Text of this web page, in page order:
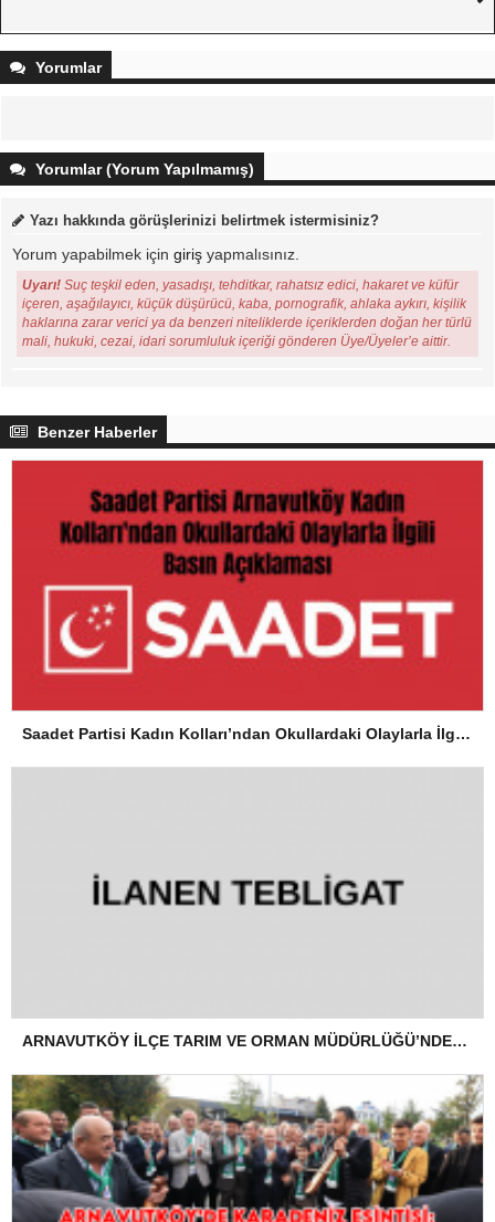
Yorumlar
Yorumlar (Yorum Yapılmamış)
Yazı hakkında görüşlerinizi belirtmek istermisiniz?
Yorum yapabilmek için giriş yapmalısınız.
Uyarı! Suç teşkil eden, yasadışı, tehditkar, rahatsız edici, hakaret ve küfür
içeren, aşağılayıcı, küçük düşürücü, kaba, pornografik, ahlaka aykırı, kişilik
haklarına zarar verici ya da benzeri niteliklerde içeriklerden doğan her türlü
mali, hukuki, cezai, idari sorumluluk içeriği gönderen Üye/Üyeler’e aittir.
Benzer Haberler
Saadet Partisi Kadın Kolları’ndan Okullardaki Olaylarla İlgili Basın Açıklaması
ARNAVUTKÖY İLÇE TARIM VE ORMAN MÜDÜRLÜĞÜ’NDEN İLANEN TEBLİGAT